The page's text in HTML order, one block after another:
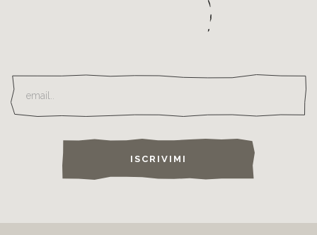
ISCRIVIMI